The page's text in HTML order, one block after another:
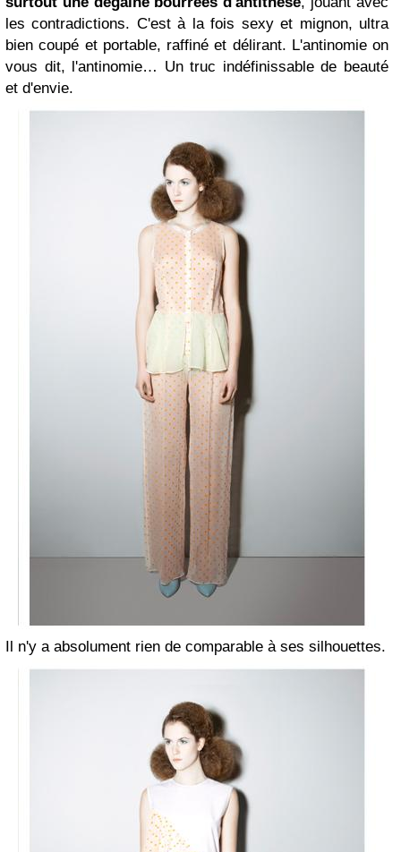
les contradictions. C'est à la fois sexy et mignon, ultra
bien coupé et portable, raffiné et délirant. L'antinomie on
vous dit, l'antinomie… Un truc indéfinissable de beauté
et d'envie.
Il n'y a absolument rien de comparable à ses silhouettes.